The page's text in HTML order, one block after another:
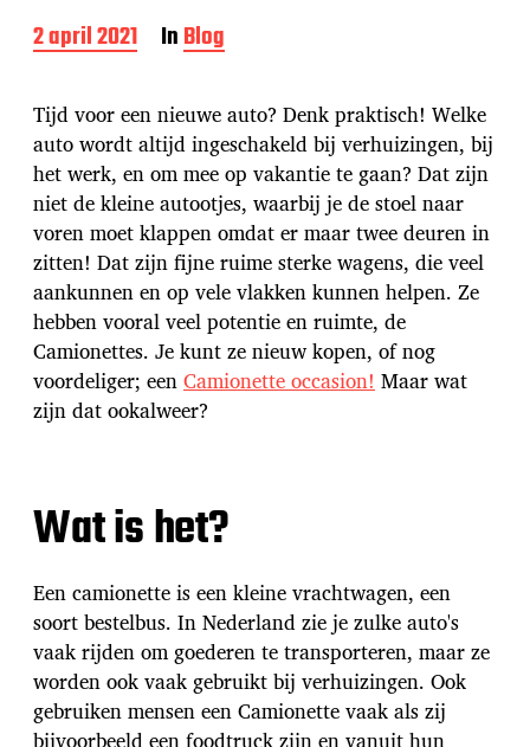
B
e
i
c
h
t
d
a
t
u
m
2 april 2021 InBlog
Tijd voor een nieuwe auto? Denk praktisch! Welke
auto wordt altijd ingeschakeld bij verhuizingen, bij
het werk, en om mee op vakantie te gaan? Dat zijn
niet de kleine autootjes, waarbij je de stoel naar
voren moet klappen omdat er maar twee deuren in
zitten! Dat zijn fijne ruime sterke wagens, die veel
aankunnen en op vele vlakken kunnen helpen. Ze
hebben vooral veel potentie en ruimte, de
Camionettes. Je kunt ze nieuw kopen, of nog
voordeliger; eenCamionette occasion! Maar wat
zijn dat ookalweer?
Wat is het?
Een camionette is een kleine vrachtwagen, een
soort bestelbus. In Nederland zie je zulke auto's
vaak rijden om goederen te transporteren, maar ze
worden ook vaak gebruikt bij verhuizingen. Ook
gebruiken mensen een Camionette vaak als zij